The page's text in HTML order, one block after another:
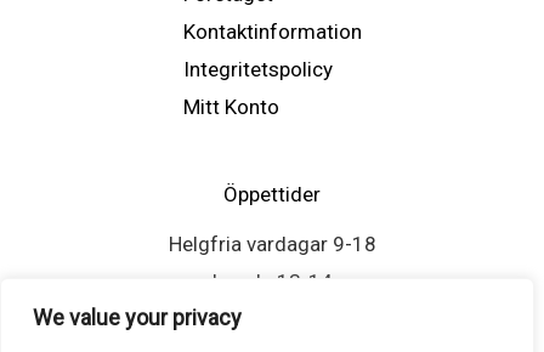
We value your privacy
Kontaktinformation
Integritetspolicy
Mitt Konto
Öppettider
Helgfria vardagar 9-18
Lunch: 13-14